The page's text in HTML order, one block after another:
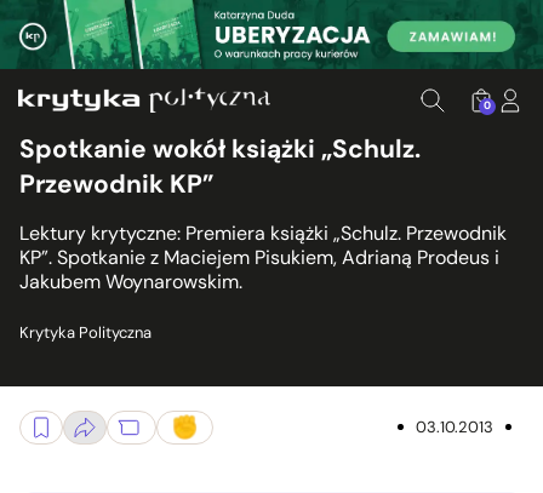
0
Spotkanie wokół książki „Schulz.
Przewodnik KP”
Lektury krytyczne: Premiera książki „Schulz. Przewodnik
KP”. Spotkanie z Maciejem Pisukiem, Adrianą Prodeus i
Jakubem Woynarowskim.
Krytyka Polityczna
03.10.2013